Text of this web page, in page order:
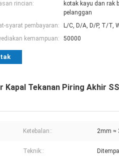
rincian:
kotak kayu dan rak
pelanggan
syarat pembayaran:
L/C, D/A, D/P, T/T,
kemampuan:
50000
Kapal Tekanan Piring Akhir
Ketebalan:: 2mm ≈
Teknik:: Ditempa